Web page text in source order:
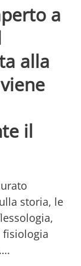
a
alla
il
storia, le
fisiologia